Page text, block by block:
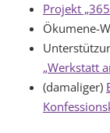
Projekt
Ökumene-
„Werkstatt
(damaliger)